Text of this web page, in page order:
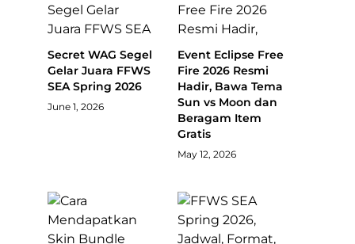
Secret WAG Segel
Gelar Juara FFWS
SEA Spring 2026
June 1, 2026
Event Eclipse Free
Fire 2026 Resmi
Hadir, Bawa Tema
Sun vs Moon dan
Beragam Item
Gratis
May 12, 2026